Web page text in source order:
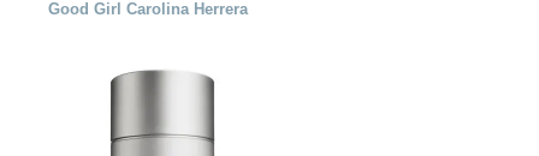
Good Girl Carolina Herrera